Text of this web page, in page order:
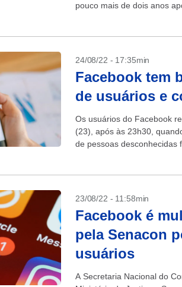
pouco mais de dois anos
24/08/22 - 17:35min
Facebook tem
de usuários e
Os usuários do Facebook
(23), após às 23h30,
de pessoas desconhecidas
23/08/22 - 11:58min
Facebook é
pela Senacon
usuários
A Secretaria Nacional do